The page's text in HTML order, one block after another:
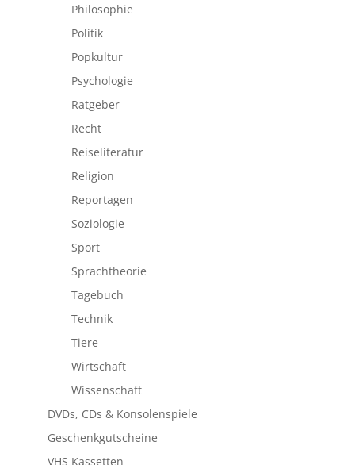
Philosophie
Politik
Popkultur
Psychologie
Ratgeber
Recht
Reiseliteratur
Religion
Reportagen
Soziologie
Sport
Sprachtheorie
Tagebuch
Technik
Tiere
Wirtschaft
Wissenschaft
DVDs, CDs & Konsolenspiele
Geschenkgutscheine
VHS Kassetten